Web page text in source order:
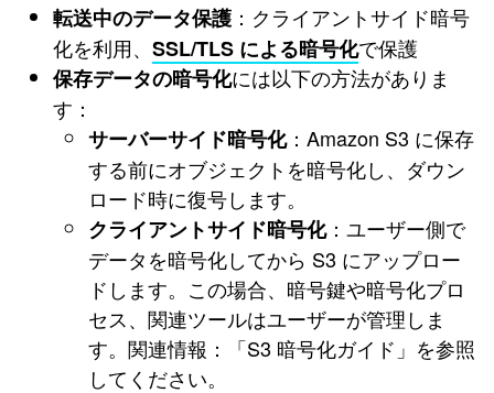
転送中のデータ保護 ：クライアントサイド暗号
化を利用、 SSL/TLS による暗号化で保護
保存データの暗号化には以下の方法がありま
す：
サーバーサイド暗号化：Amazon S3 に保存
する前にオブジェクトを暗号化し、ダウン
ロード時に復号します。
クライアントサイド暗号化：ユーザー側で
データを暗号化してから S3 にアップロー
ドします。この場合、暗号鍵や暗号化プロ
セス、関連ツールはユーザーが管理しま
す。関連情報：「S3 暗号化ガイド」を参照
してください。